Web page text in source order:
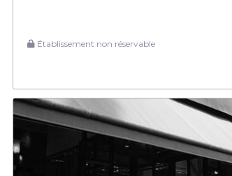
Établissement non réservable